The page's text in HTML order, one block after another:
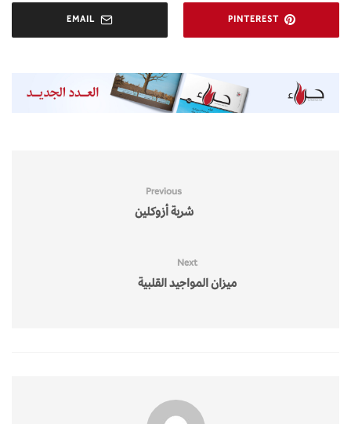
PINTEREST
EMAIL
Previous
شربة أزوكلين
Next
ميزان المواجيد القلبية